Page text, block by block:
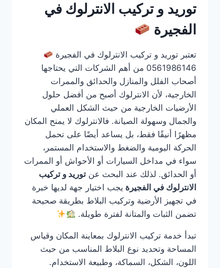
توريد و تركيب الانترلوك في
الفجيرة
تعتبر توريد و تركيب الانترلوك في الفجيرة
0561986146 من أهم الشركات التي يحتاجها
أصحاب الفلل والمنازل والحدائق والممرات
الخارجية، لأن الانترلوك أصبح من أفضل حلول
الأرضيات الخارجية من حيث الشكل العملي
والجمال وسهولة الصيانة. فالانترلوك لا يمنح المكان
مظهرًا أنيقًا فقط، بل يساعد أيضًا على تحمل
الحركة اليومية والضغط والاستخدام المستمر،
سواء في مداخل السيارات أو الأحواش أو الممرات
أو الحدائق. لذلك عند البحث عن توريد و تركيب
الانترلوك في الفجيرة يجب اختيار جهة لديها خبرة
في تجهيز الأرضية وتركيب البلاط بطريقة صحيحة
تضمن الثبات والمتانة لفترة طويلة.
تبدأ خدمة تركيب الانترلوك بمعاينة المكان وقياس
المساحة وتحديد نوع البلاط المناسب من حيث
اللون، الشكل، السماكة، وطبيعة الاستخدام.